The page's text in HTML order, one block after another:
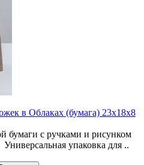
в Облаках (бумага) 23х18х8
бумаги с ручками и рисунком
упаковка для ..